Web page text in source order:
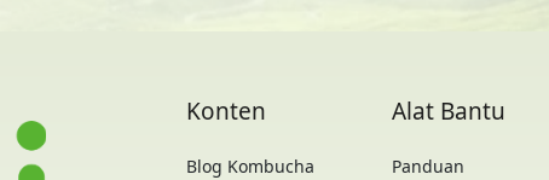
Konten
Blog Kombucha
Alat Bantu
Panduan